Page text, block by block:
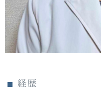
経歴